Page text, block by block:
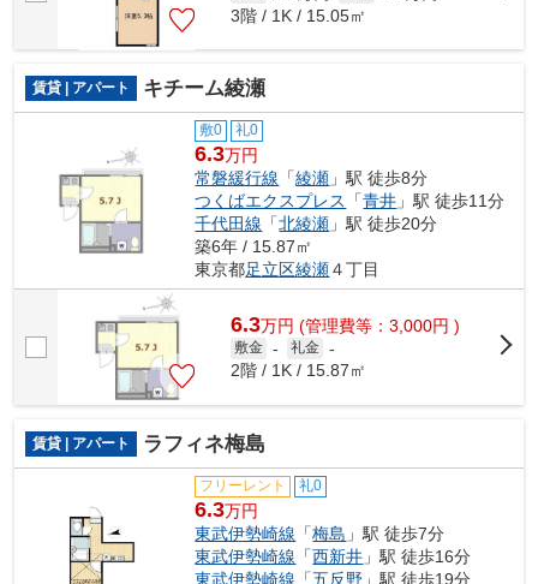
3階 / 1K / 15.05㎡
賃貸 | アパート キチーム綾瀬
敷0 礼0
6.3万円
常磐緩行線 「綾瀬 」駅 徒歩8分
つくばエクスプレス
「青井 」駅 徒歩11分
千代田線 「北綾瀬 」駅 徒歩20分
築6年 / 15.87㎡
東京都足立区綾瀬４丁目
6.3万円 (管理費等：3,000円 )
敷金 - 礼金 -
2階 / 1K / 15.87㎡
賃貸 | アパート ラフィネ梅島
フリーレント 礼0
6.3万円
東武伊勢崎線 「梅島 」駅 徒歩7分
東武伊勢崎線 「西新井 」駅 徒歩16分
東武伊勢崎線 「五反野 」駅 徒歩19分